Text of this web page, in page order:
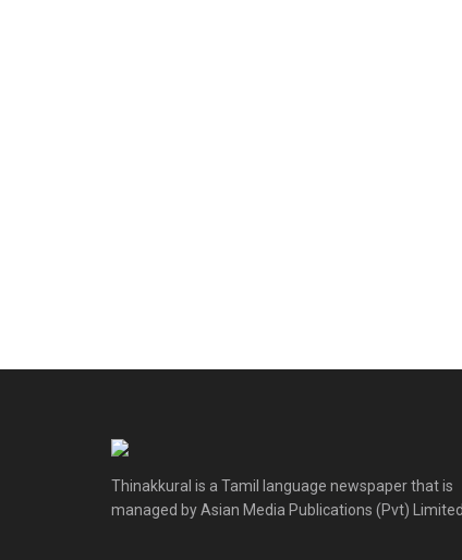
Thinakkural is a Tamil language newspaper that is
managed by Asian Media Publications (Pvt) Limited.